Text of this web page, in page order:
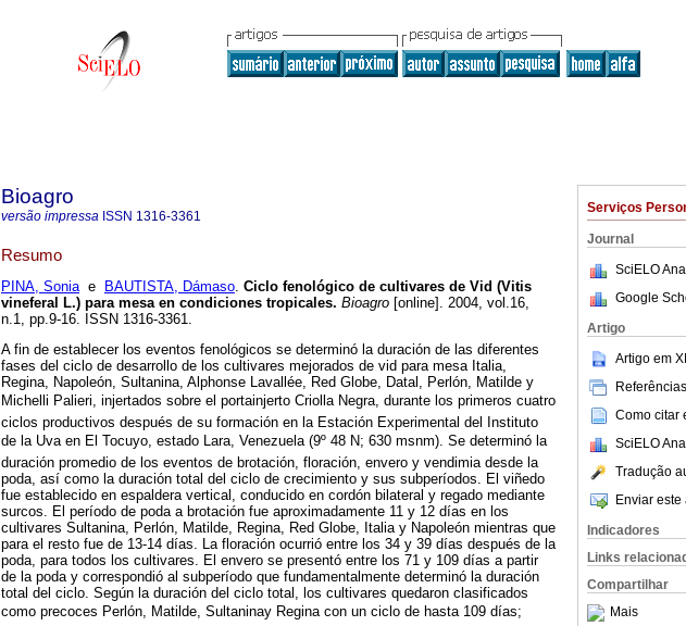
Serviços
Journal
SciELO
Google
Artigo
Artigo em
Como citar
SciELO
Tradução
Enviar este
Indicadores
Links
Compartilhar
Mais
Bioagro
versão impressa ISSN 1316-3361
Resumo
PINA, Soniae BAUTISTA, Dámaso. Ciclo fenológico de cultivares de Vid (Vitis
vineferal L.) para mesa en condiciones tropicales. Bioagro [online]. 2004, vol.16,
n.1, pp.9-16. ISSN 1316-3361.
A fin de establecer los eventos fenológicos se determinó la duración de las diferentes
fases del ciclo de desarrollo de los cultivares mejorados de vid para mesa Italia,
Regina, Napoleón, Sultanina, Alphonse Lavallée, Red Globe, Datal, Perlón, Matilde y
Michelli Palieri, injertados sobre el portainjerto Criolla Negra, durante los primeros cuatro
ciclos productivos después de su formación en la Estación Experimental del Instituto
de la Uva en El Tocuyo, estado Lara, Venezuela (9º 48 N; 630 msnm). Se determinó la
duración promedio de los eventos de brotación, floración, envero y vendimia desde la
poda, así como la duración total del ciclo de crecimiento y sus subperíodos. El viñedo
fue establecido en espaldera vertical, conducido en cordón bilateral y regado mediante
surcos. El período de poda a brotación fue aproximadamente 11 y 12 días en los
cultivares Sultanina, Perlón, Matilde, Regina, Red Globe, Italia y Napoleón mientras que
para el resto fue de 13-14 días. La floración ocurrió entre los 34 y 39 días después de la
poda, para todos los cultivares. El envero se presentó entre los 71 y 109 días a partir
de la poda y correspondió al subperíodo que fundamentalmente determinó la duración
total del ciclo. Según la duración del ciclo total, los cultivares quedaron clasificados
como precoces Perlón, Matilde, Sultaninay Regina con un ciclo de hasta 109 días;